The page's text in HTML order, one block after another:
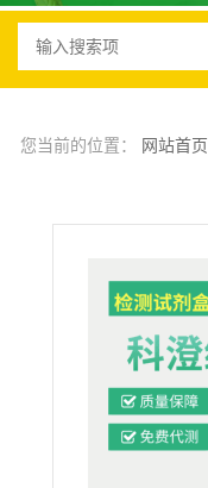
您当前的位置： 网站首页